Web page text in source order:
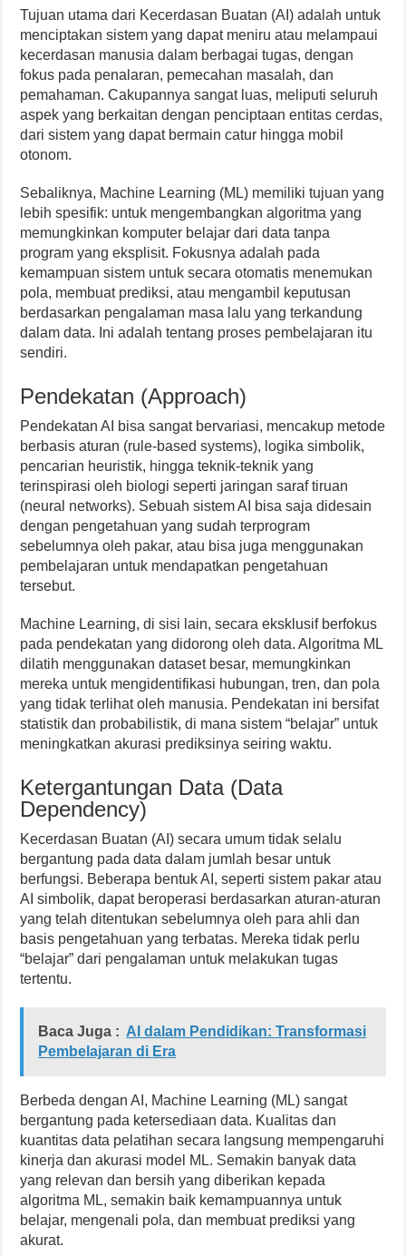
Tujuan utama dari Kecerdasan Buatan (AI) adalah untuk
menciptakan sistem yang dapat meniru atau melampaui
kecerdasan manusia dalam berbagai tugas, dengan
fokus pada penalaran, pemecahan masalah, dan
pemahaman. Cakupannya sangat luas, meliputi seluruh
aspek yang berkaitan dengan penciptaan entitas cerdas,
dari sistem yang dapat bermain catur hingga mobil
otonom.
Sebaliknya, Machine Learning (ML) memiliki tujuan yang
lebih spesifik: untuk mengembangkan algoritma yang
memungkinkan komputer belajar dari data tanpa
program yang eksplisit. Fokusnya adalah pada
kemampuan sistem untuk secara otomatis menemukan
pola, membuat prediksi, atau mengambil keputusan
berdasarkan pengalaman masa lalu yang terkandung
dalam data. Ini adalah tentang proses pembelajaran itu
sendiri.
Pendekatan (Approach)
Pendekatan AI bisa sangat bervariasi, mencakup metode
berbasis aturan (rule-based systems), logika simbolik,
pencarian heuristik, hingga teknik-teknik yang
terinspirasi oleh biologi seperti jaringan saraf tiruan
(neural networks). Sebuah sistem AI bisa saja didesain
dengan pengetahuan yang sudah terprogram
sebelumnya oleh pakar, atau bisa juga menggunakan
pembelajaran untuk mendapatkan pengetahuan
tersebut.
Machine Learning, di sisi lain, secara eksklusif berfokus
pada pendekatan yang didorong oleh data. Algoritma ML
dilatih menggunakan dataset besar, memungkinkan
mereka untuk mengidentifikasi hubungan, tren, dan pola
yang tidak terlihat oleh manusia. Pendekatan ini bersifat
statistik dan probabilistik, di mana sistem “belajar” untuk
meningkatkan akurasi prediksinya seiring waktu.
Ketergantungan Data (Data
Dependency)
Kecerdasan Buatan (AI) secara umum tidak selalu
bergantung pada data dalam jumlah besar untuk
berfungsi. Beberapa bentuk AI, seperti sistem pakar atau
AI simbolik, dapat beroperasi berdasarkan aturan-aturan
yang telah ditentukan sebelumnya oleh para ahli dan
basis pengetahuan yang terbatas. Mereka tidak perlu
“belajar” dari pengalaman untuk melakukan tugas
tertentu.
Baca Juga : AI dalam Pendidikan: Transformasi
Pembelajaran di Era
Berbeda dengan AI, Machine Learning (ML) sangat
bergantung pada ketersediaan data. Kualitas dan
kuantitas data pelatihan secara langsung mempengaruhi
kinerja dan akurasi model ML. Semakin banyak data
yang relevan dan bersih yang diberikan kepada
algoritma ML, semakin baik kemampuannya untuk
belajar, mengenali pola, dan membuat prediksi yang
akurat.